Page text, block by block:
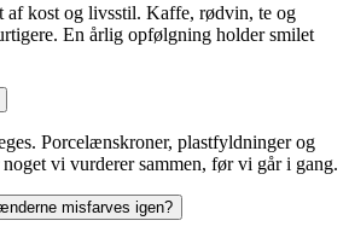
af kost og livsstil. Kaffe, rødvin, te og
En årlig opfølgning holder smilet
Porcelænskroner, plastfyldninger og
vi vurderer sammen, før vi går i gang.
misfarves igen?